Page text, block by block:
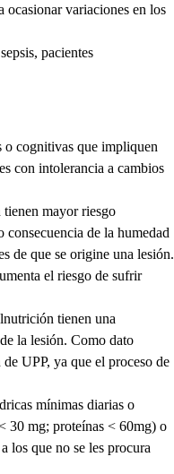
ocasionar variaciones en los
pacientes
o cognitivas que impliquen
con intolerancia a cambios
tienen mayor riesgo
de la humedad
de que se origine una lesión.
el riesgo de sufrir
tienen una
la lesión. Como dato
UPP, ya que el proceso de
mínimas diarias o
30 mg; proteínas < 60mg) o
los que no se les procura